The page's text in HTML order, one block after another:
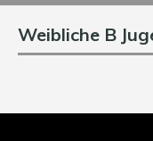
Weibliche B